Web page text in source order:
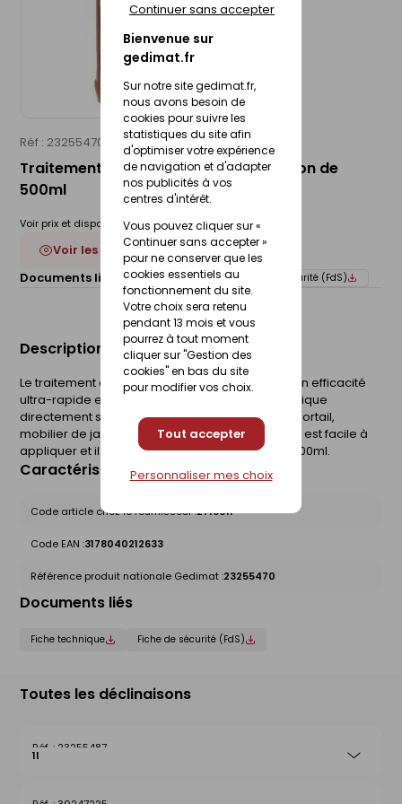
Bienvenue sur
gedimat.fr
Sur notre site gedimat.fr,
nous avons besoin de
cookies pour suivre les
statistiques du site afin
d'optimiser votre expérience
de navigation et d'adapter
nos publicités à vos
centres d'intérêt.
Vous pouvez cliquer sur «
Continuer sans accepter »
pour ne conserver que les
cookies essentiels au
fonctionnement du site.
Votre choix sera retenu
pendant 13 mois et vous
pourrez à tout moment
cliquer sur "Gestion des
cookies" en bas du site
pour modifier vos choix.
Tout accepter
Continuer sans accepter
Personnaliser mes choix
Réf : 23255470 RUBSON
Traitement anti-rouille FRAMETO - bidon de
500ml
Voir prix et disponibilité en magasin
Voir les 4 déclinaisons
Documents liés :
Fiche technique Fiche de sécurité (FdS)
Description du produit
Le traitement anti-rouille Frameto Rubson offre un efficacité
ultra-rapide et protection longue durée. Il s'applique
directement sur la rouille, pour métaux ferreux, portail,
mobilier de jardin, cuisinière. Le Frameto Rubson est facile à
appliquer et il est conçu sans plomb. Bidon de 500ml.
Caractéristiques du produit
Code article chez le fournisseur :2716011
Code EAN :3178040212633
Référence produit nationale Gedimat :23255470
Documents liés
Fiche technique Fiche de sécurité (FdS)
Toutes les déclinaisons
23255487
1l